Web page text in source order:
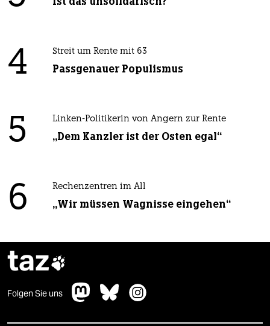
4 Streit um Rente mit 63
Passgenauer Populismus
5 Linken-Politikerin von Angern zur Rente
„Dem Kanzler ist der Osten egal“
6 Rechenzentren im All
„Wir müssen Wagnisse eingehen“
taz
Folgen Sie uns